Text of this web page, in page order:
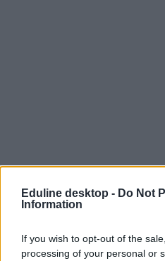
Eduline desktop - Do Not
Information
If you wish to opt-out of the
processing of your personal or